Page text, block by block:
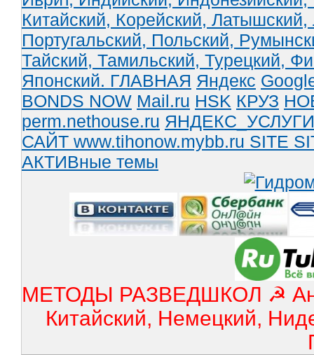
Китайский, Корейский, Латышский,
Португальский, Польский,
Тайский, Тамильский, Турецкий,
Японский. ГЛАВНАЯ Яндекс
BONDS NOW Mail.ru HSK КРУЗ
perm.nethouse.ru ЯНДЕКС_УСЛУГИ
САЙТ www.tihonow.mybb.ru SITE
АКТИВные темы
МЕТОДЫ РАЗВЕДШКОЛ ☭
Китайский, Немецкий,